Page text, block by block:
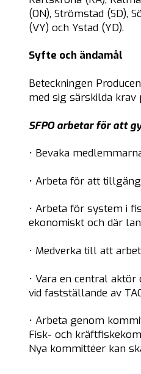
(ON), Strömstad (SD),
(VY) och Ystad (YD).
Syfte och ändamål
Beteckningen
med sig särskilda krav
SFPO arbetar för att
• Bevaka
• Arbeta för att
• Arbeta för system i
ekonomiskt och där
• Medverka till att
• Vara en central
vid fastställande av
• Arbeta genom
Fisk- och
Nya kommittéer kan